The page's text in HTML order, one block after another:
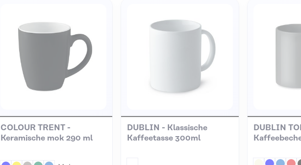
COLOUR TRENT -
Keramische mok 290 ml
DUBLIN - Klassische
Kaffeetasse 300ml
DUBLIN